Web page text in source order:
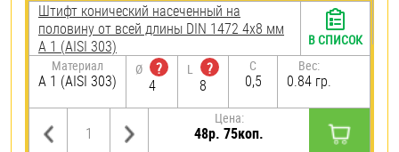
Штифт конический насеченный на
половину от всей длины DIN 1472 4х8 мм
А 1 (AISI 303)
Материал
А 1 (AISI 303)
Ø
?
4
L
?
8
C
0,5
Вес:
0.84 гр.
Цена:
48р. 75коп.
В СПИСОК